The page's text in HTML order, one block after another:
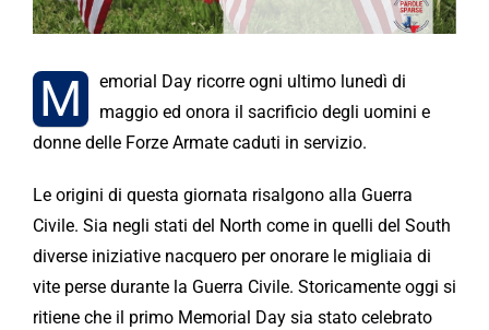
M
emorial Day ricorre ogni ultimo lunedì di
maggio ed onora il sacrificio degli uomini e
donne delle Forze Armate caduti in servizio.
Le origini di questa giornata risalgono alla Guerra
Civile. Sia negli stati del North come in quelli del South
diverse iniziative nacquero per onorare le migliaia di
vite perse durante la Guerra Civile. Storicamente oggi si
ritiene che il primo Memorial Day sia stato celebrato